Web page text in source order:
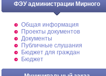
ФЭУ администрации Мирного
Общая информация
Проекты документов
Документы
Публичные слушания
Бюджет для граждан
Бюджет